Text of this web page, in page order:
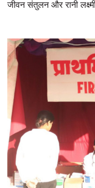
जीवन संतुलन और रानी